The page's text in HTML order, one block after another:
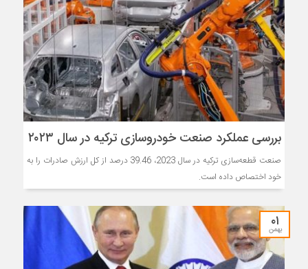
بررسی عملکرد صنعت خودروسازی ترکیه در سال ۲۰۲۳
صنعت قطعه‌سازی ترکیه در سال 2023، 39.46 درصد از کل ارزش صادرات را به
خود اختصاص داده است.
۰۱
بهمن